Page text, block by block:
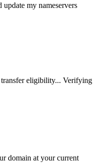
my nameservers
eligibility... Verifying
domain at your current